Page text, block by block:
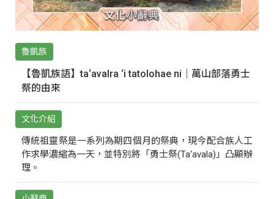
魯凱族
【魯凱族語】ta‘avalra ‘i tatolohae ni｜萬山部落勇士
祭的由來
文化介紹
傳統祖靈祭是一系列為期四個月的祭典，現今配合族人工
作求學濃縮為一天，並特別將「勇士祭(Ta‘avala)」凸顯辦
理。